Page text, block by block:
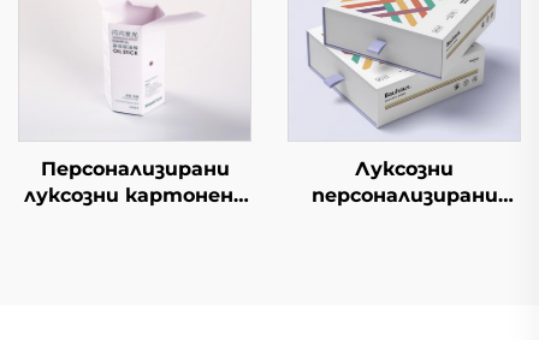
Кутии за подаръци
Кутии за парфюми
за опаковане
картон, подходяща
за подаръци
Персонализирани
луксозни картонени
Луксозни
персонализирани